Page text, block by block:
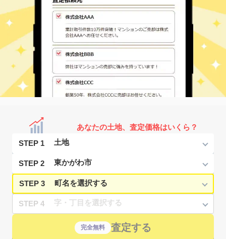
あなたの土地、査定価格はいくら？
STEP 1
STEP 2
STEP 3
STEP 4
完全無料 査定する